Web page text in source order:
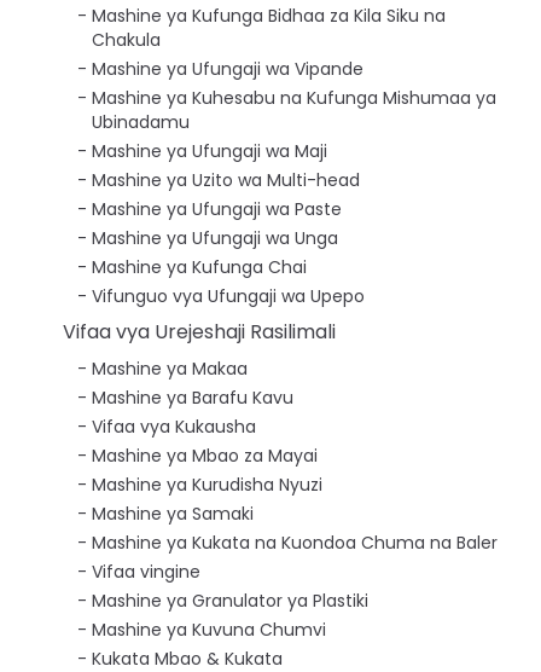
Mashine ya Kufunga Bidhaa za Kila Siku na
Chakula
Mashine ya Ufungaji wa Vipande
Mashine ya Kuhesabu na Kufunga Mishumaa ya
Ubinadamu
Mashine ya Ufungaji wa Maji
Mashine ya Uzito wa Multi-head
Mashine ya Ufungaji wa Paste
Mashine ya Ufungaji wa Unga
Mashine ya Kufunga Chai
Vifunguo vya Ufungaji wa Upepo
Vifaa vya Urejeshaji Rasilimali
Mashine ya Makaa
Mashine ya Barafu Kavu
Vifaa vya Kukausha
Mashine ya Mbao za Mayai
Mashine ya Kurudisha Nyuzi
Mashine ya Samaki
Mashine ya Kukata na Kuondoa Chuma na Baler
Vifaa vingine
Mashine ya Granulator ya Plastiki
Mashine ya Kuvuna Chumvi
Kukata Mbao & Kukata